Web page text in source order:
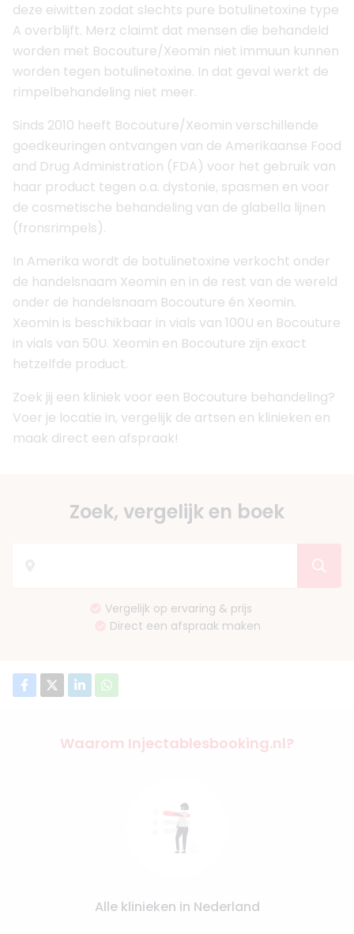
deze eiwitten zodat slechts pure botulinetoxine type
A overblijft. Merz claimt dat mensen die behandeld
worden met Bocouture/Xeomin niet immuun kunnen
worden tegen botulinetoxine. In dat geval werkt de
rimpelbehandeling niet meer.
Sinds 2010 heeft Bocouture/Xeomin verschillende
goedkeuringen ontvangen van de Amerikaanse Food
and Drug Administration (FDA) voor het gebruik van
haar product tegen o.a. dystonie, spasmen en voor
de cosmetische behandeling van de glabella lijnen
(fronsrimpels).
In Amerika wordt de botulinetoxine verkocht onder
de handelsnaam Xeomin en in de rest van de wereld
onder de handelsnaam Bocouture én Xeomin.
Xeomin is beschikbaar in vials van 100U en Bocouture
in vials van 50U. Xeomin en Bocouture zijn exact
hetzelfde product.
Zoek jij een kliniek voor een Bocouture behandeling?
Voer je locatie in, vergelijk de artsen en klinieken en
maak direct een afspraak!
Zoek, vergelijk en boek
Vergelijk op ervaring & prijs
Direct een afspraak maken
Waarom Injectablesbooking.nl?
Alle klinieken in Nederland